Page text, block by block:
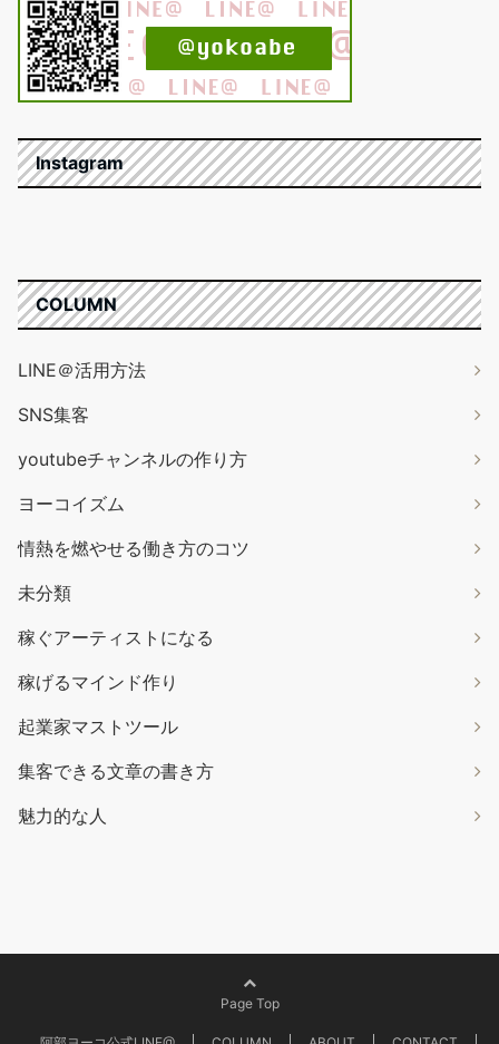
Instagram
COLUMN
LINE＠活用方法
SNS集客
youtubeチャンネルの作り方
ヨーコイズム
情熱を燃やせる働き方のコツ
未分類
稼ぐアーティストになる
稼げるマインド作り
起業家マストツール
集客できる文章の書き方
魅力的な人
Page Top